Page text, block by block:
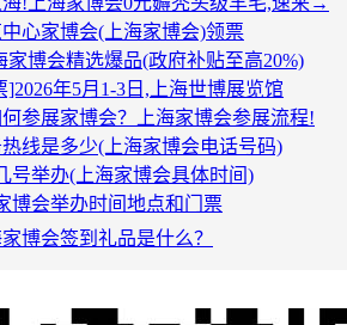
中心家博会(上海家博会)领票
家博会精选爆品(政府补贴至高20%)
]2026年5月1-3日,上海世博展览馆
何参展家博会？上海家博会参展流程!
热线是多少(上海家博会电话号码)
号举办(上海家博会具体时间)
博会举办时间地点和门票
博会签到礼品是什么？